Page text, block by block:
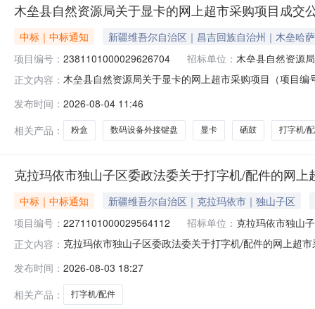
木垒县自然资源局关于显卡的网上超市采购项目成交
中标｜中标通知
新疆维吾尔自治区｜昌吉回族自治州｜木垒哈
项目编号： 2381101000029626704 招标单位： 木垒县自然资源局
正文内容： 木垒县自然资源局关于显卡的网上超市采购项目（项目
目所在行政区划名称:新疆维吾尔自治区昌吉回族自治州
发布时间： 2026-08-04 11:46
相关产品：
粉盒 数码设备外接键盘 显卡 硒鼓 打字机/
克拉玛依市独山子区委政法委关于打字机/配件的网上
中标｜中标通知
新疆维吾尔自治区｜克拉玛依市｜独山子区
项目编号： 2271101000029564112 招标单位： 克拉玛依市独山
正文内容： 克拉玛依市独山子区委政法委关于打字机/配件的网上超
（元）:项目所在行政区划编码:650202项目所在行政区
发布时间： 2026-08-03 18:27
相关产品：
打字机/配件